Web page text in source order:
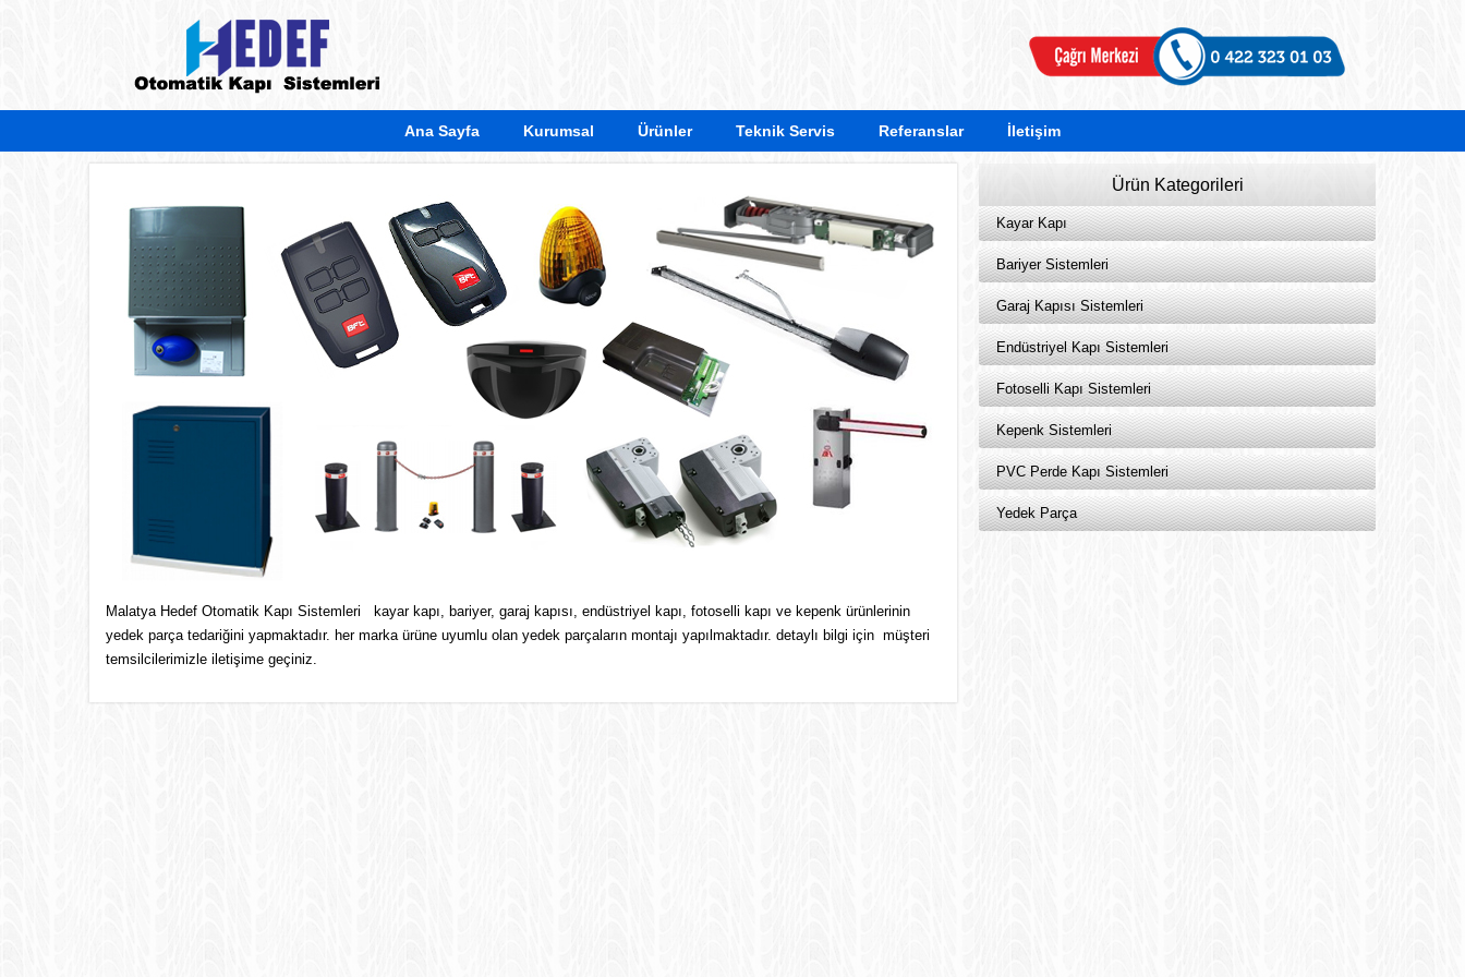
Ana Sayfa Kurumsal Ürünler Teknik Servis Referanslar İletişim
Malatya Hedef Otomatik Kapı Sistemleri kayar kapı, bariyer, garaj kapısı, endüstriyel kapı, fotoselli kapı ve kepenk ürünlerinin
yedek parça tedariğini yapmaktadır. her marka ürüne uyumlu olan yedek parçaların montajı yapılmaktadır. detaylı bilgi için müşteri
temsilcilerimizle iletişime geçiniz.
Ürün Kategorileri
Kayar Kapı
Bariyer Sistemleri
Garaj Kapısı Sistemleri
Endüstriyel Kapı Sistemleri
Fotoselli Kapı Sistemleri
Kepenk Sistemleri
PVC Perde Kapı Sistemleri
Yedek Parça